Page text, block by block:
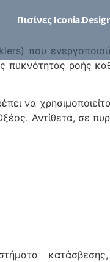
Πισίνες
που
πυκνότητας ροής
να
Αντίθετα, σε